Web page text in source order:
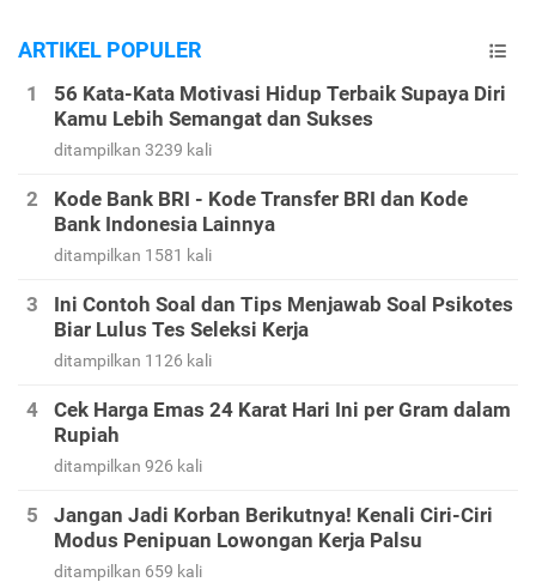
ARTIKEL POPULER
56 Kata-Kata Motivasi Hidup Terbaik Supaya Diri
Kamu Lebih Semangat dan Sukses
ditampilkan 3239 kali
Kode Bank BRI - Kode Transfer BRI dan Kode
Bank Indonesia Lainnya
ditampilkan 1581 kali
Ini Contoh Soal dan Tips Menjawab Soal Psikotes
Biar Lulus Tes Seleksi Kerja
ditampilkan 1126 kali
Cek Harga Emas 24 Karat Hari Ini per Gram dalam
Rupiah
ditampilkan 926 kali
Jangan Jadi Korban Berikutnya! Kenali Ciri-Ciri
Modus Penipuan Lowongan Kerja Palsu
ditampilkan 659 kali